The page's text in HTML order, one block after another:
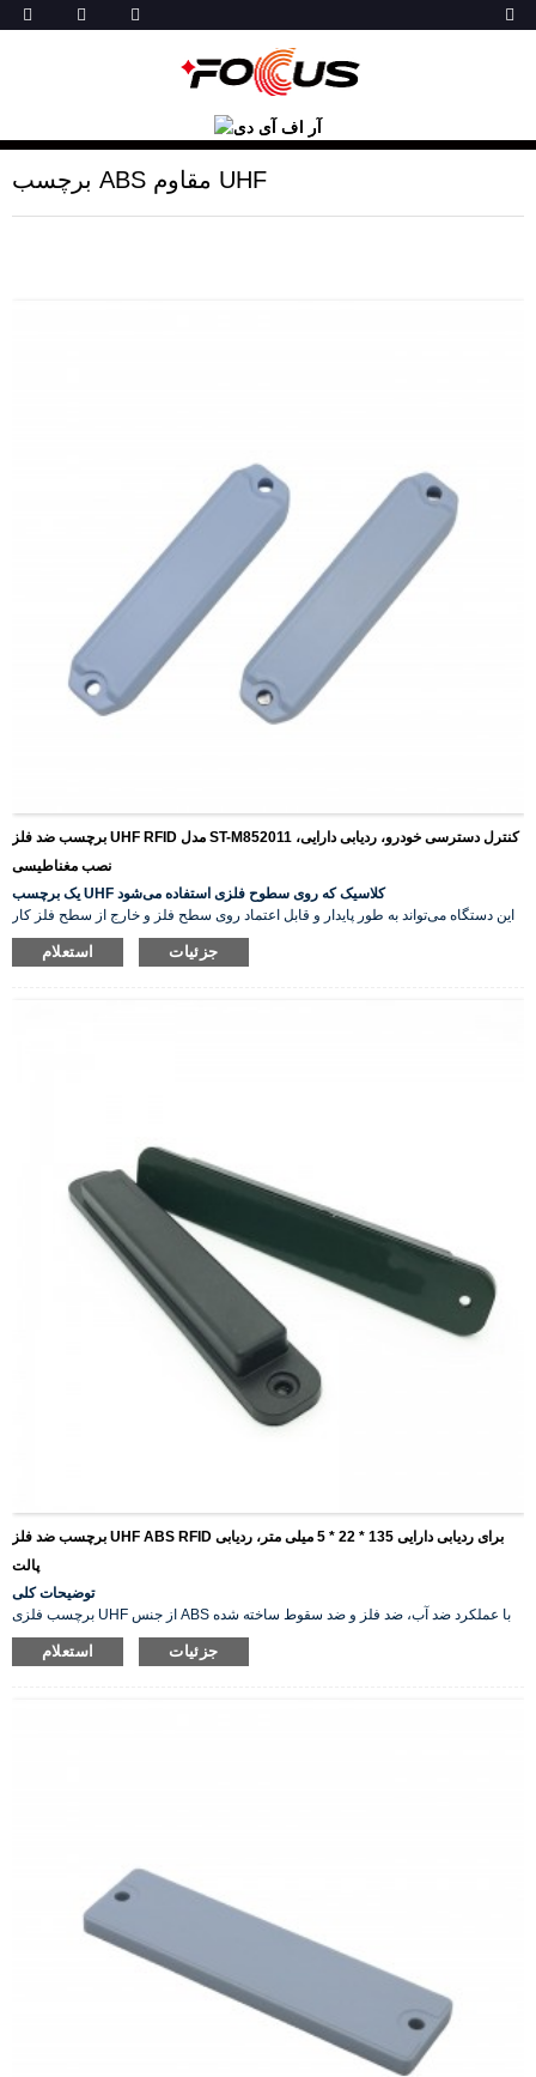
برچسب ABS مقاوم UHF
برچسب ضد فلز UHF RFID مدل ST-M852011 کنترل دسترسی خودرو، ردیابی دارایی،
نصب مغناطیسی
یک برچسب UHF کلاسیک که روی سطوح فلزی استفاده می‌شود
این دستگاه می‌تواند به طور پایدار و قابل اعتماد روی سطح فلز و خارج از سطح فلز کار
کند، که به طور گسترده در مدیریت دارایی‌های درب و فضای باز مورد استفاده قرار
می‌گیرد.
استعلام جزئیات
برچسب ضد فلز UHF ABS RFID برای ردیابی دارایی 135 * 22 * ​​5 میلی متر، ردیابی
پالت
توضیحات کلی
برچسب فلزی UHF از جنس ABS با عملکرد ضد آب، ضد فلز و ضد سقوط ساخته شده
است که بهترین گزینه برای ردیابی دارایی‌ها در فضای باز/داخلی است. سوراخ‌هایی در دو
استعلام جزئیات